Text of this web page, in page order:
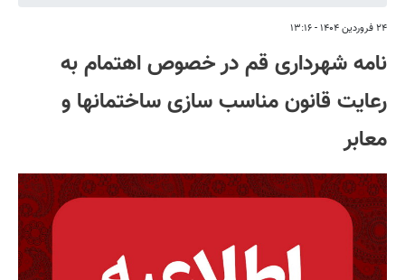
۲۴ فروردین ۱۴۰۴ - ۱۳:۱۶
نامه شهرداری قم در خصوص اهتمام به
رعایت قانون مناسب سازی ساختمانها و
معابر